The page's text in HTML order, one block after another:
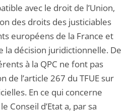
avec le droit de l’Union,
des droits des justiciables
européens de la France et
la décision juridictionnelle. De
à la QPC ne font pas
de l’article 267 du TFUE sur
En ce qui concerne
Conseil d’Etat a, par sa